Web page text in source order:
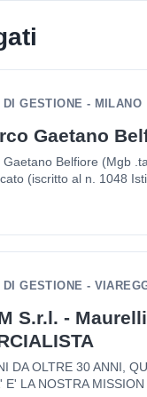
DI GESTIONE - MILANO
Gaetano
Gaetano Belfiore (Mgb
(iscritto al n. 1048
DI GESTIONE -
S.r.l. -
DA OLTRE 30 ANNI,
E' LA NOSTRA